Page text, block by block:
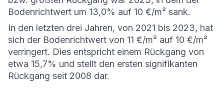
Bodenrichtwert um 13,0% auf 10 €/m² sank.
In den letzten drei Jahren, von 2021 bis 2023, hat
sich der Bodenrichtwert von 11 €/m² auf 10 €/m²
verringert. Dies entspricht einem Rückgang von
etwa 15,7% und stellt den ersten signifikanten
Rückgang seit 2008 dar.